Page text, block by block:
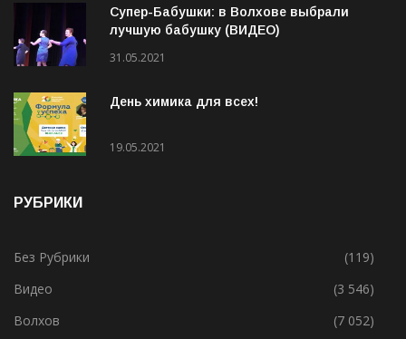
Супер-Бабушки: в Волхове выбрали
лучшую бабушку (ВИДЕО)
31.05.2021
День химика для всех!
19.05.2021
РУБРИКИ
Без Рубрики
(119)
Видео
(3 546)
Волхов
(7 052)